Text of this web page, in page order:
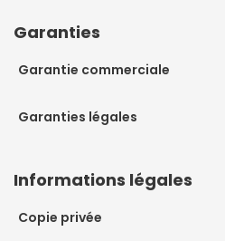
Garanties
Garantie commerciale
Garanties légales
Informations légales
Copie privée